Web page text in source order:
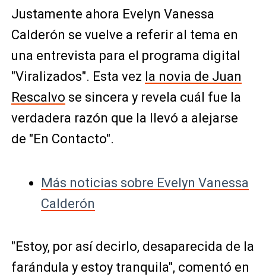
Justamente ahora Evelyn Vanessa
Calderón se vuelve a referir al tema en
una entrevista para el programa digital
"Viralizados". Esta vez la novia de Juan
Rescalvo se sincera y revela cuál fue la
verdadera razón que la llevó a alejarse
de "En Contacto".
Más noticias sobre Evelyn Vanessa
Calderón
"Estoy, por así decirlo, desaparecida de la
farándula y estoy tranquila", comentó en